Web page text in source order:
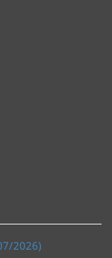
2026)